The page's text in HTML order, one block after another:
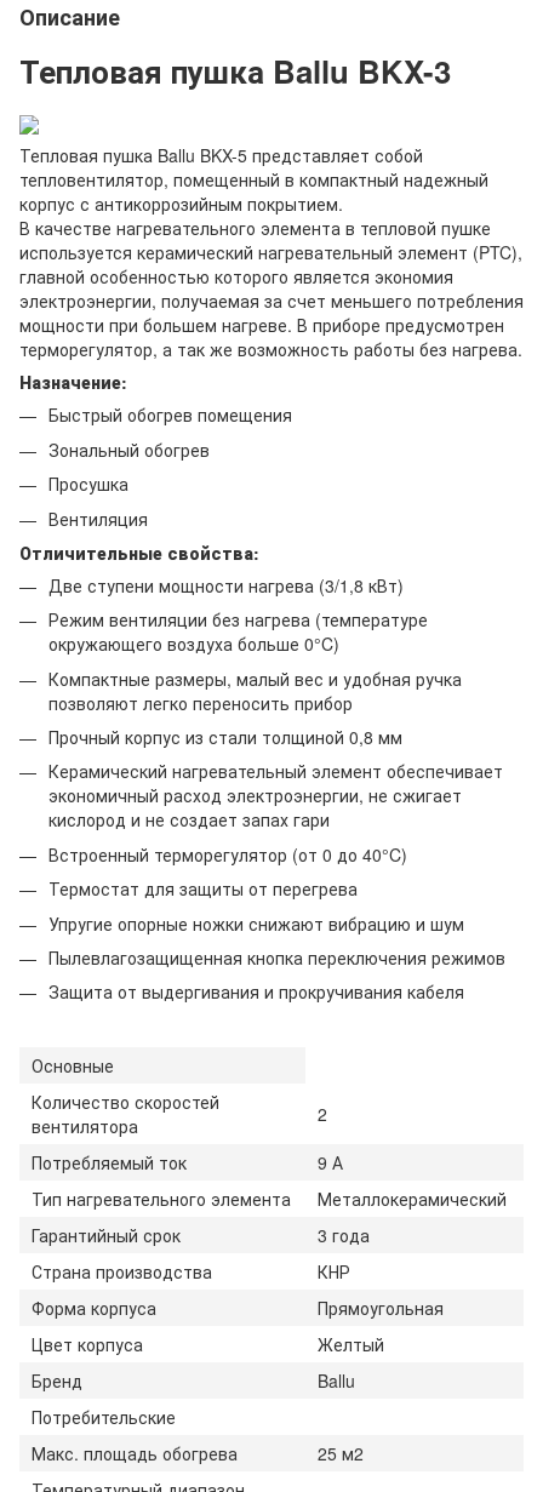
Описание
Тепловая пушка Ballu BKX-3
Тепловая пушка Ballu BKX-5 представляет собой
тепловентилятор, помещенный в компактный надежный
корпус с антикоррозийным покрытием.
В качестве нагревательного элемента в тепловой пушке
используется керамический нагревательный элемент (PTC),
главной особенностью которого является экономия
электроэнергии, получаемая за счет меньшего потребления
мощности при большем нагреве. В приборе предусмотрен
терморегулятор, а так же возможность работы без нагрева.
Назначение:
Быстрый обогрев помещения
Зональный обогрев
Просушка
Вентиляция
Отличительные свойства:
Две ступени мощности нагрева (3/1,8 кВт)
Режим вентиляции без нагрева (температуре
окружающего воздуха больше 0°C)
Компактные размеры, малый вес и удобная ручка
позволяют легко переносить прибор
Прочный корпус из стали толщиной 0,8 мм
Керамический нагревательный элемент обеспечивает
экономичный расход электроэнергии, не сжигает
кислород и не создает запах гари
Встроенный терморегулятор (от 0 до 40°C)
Термостат для защиты от перегрева
Упругие опорные ножки снижают вибрацию и шум
Пылевлагозащищенная кнопка переключения режимов
Защита от выдергивания и прокручивания кабеля
Основные
Количество скоростей
вентилятора
2
Потребляемый ток
9 А
Тип нагревательного элемента
Металлокерамический
Гарантийный срок
3 года
Страна производства
КНР
Форма корпуса
Прямоугольная
Цвет корпуса
Желтый
Бренд
Ballu
Потребительские
Макс. площадь обогрева
25 м2